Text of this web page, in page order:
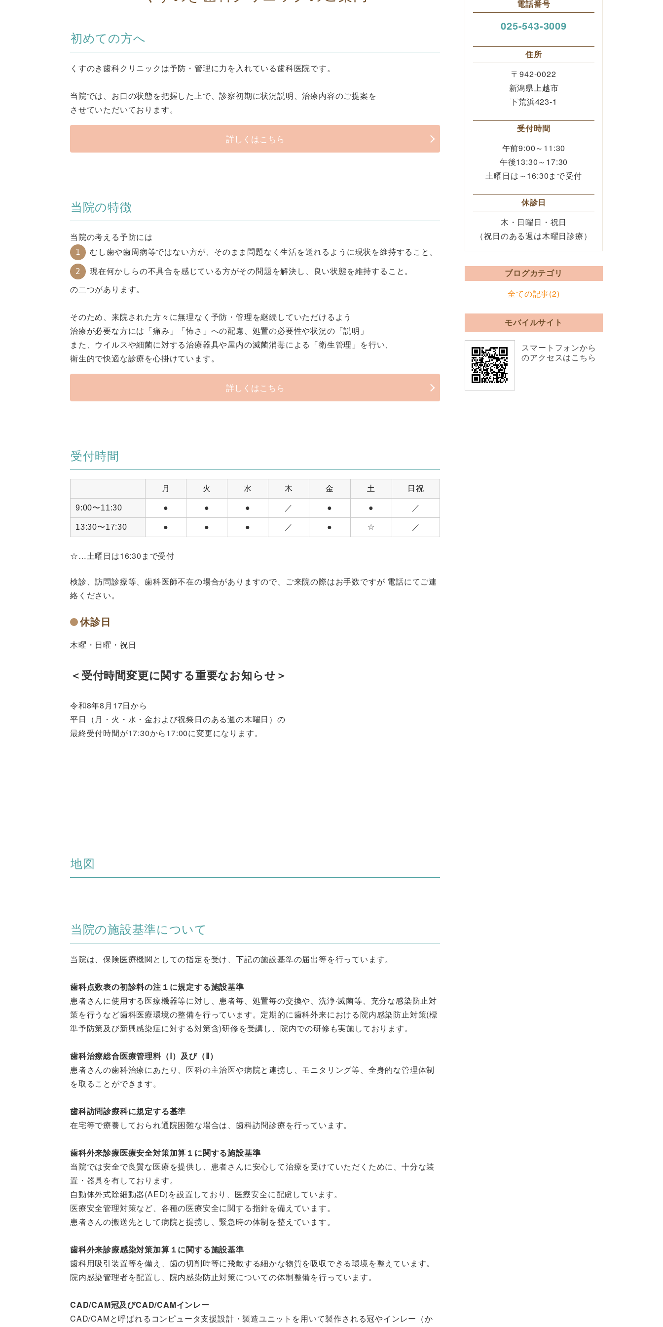
初めての方へ
くすのき歯科クリニックは予防・管理に力を入れている歯科医院です。
当院では、お口の状態を把握した上で、診察初期に状況説明、治療内容のご提案を
させていただいております。
詳しくはこちら
当院の特徴
当院の考える予防には
むし歯や歯周病等ではない方が、そのまま問題なく生活を送れるように現状を維持すること。
現在何かしらの不具合を感じている方がその問題を解決し、良い状態を維持すること。
の二つがあります。
そのため、来院された方々に無理なく予防・管理を継続していただけるよう
治療が必要な方には「痛み」「怖さ」への配慮、処置の必要性や状況の「説明」
また、ウイルスや細菌に対する治療器具や屋内の滅菌消毒による「衛生管理」を行い、
衛生的で快適な診療を心掛けています。
詳しくはこちら
受付時間
月 火 水 木 金 土 日祝
9:00〜11:30 ● ● ● ／ ● ● ／
13:30〜17:30 ● ● ● ／ ● ☆ ／
☆…土曜日は16:30まで受付
検診、訪問診療等、歯科医師不在の場合がありますので、ご来院の際はお手数ですが 電話にてご連
絡ください。
休診日
木曜・日曜・祝日
＜受付時間変更に関する重要なお知らせ＞
令和8年8月17日から
平日（月・火・水・金および祝祭日のある週の木曜日）の
最終受付時間が17:30から17:00に変更になります。
地図
当院の施設基準について
当院は、保険医療機関としての指定を受け、下記の施設基準の届出等を行っています。
歯科点数表の初診料の注１に規定する施設基準
患者さんに使用する医療機器等に対し、患者毎、処置毎の交換や、洗浄·滅菌等、充分な感染防止対
策を行うなど歯科医療環境の整備を行っています。定期的に歯科外来における院内感染防止対策(標
準予防策及び新興感染症に対する対策含)研修を受講し、院内での研修も実施しております。
歯科治療総合医療管理料（Ⅰ）及び（Ⅱ）
患者さんの歯科治療にあたり、医科の主治医や病院と連携し、モニタリング等、全身的な管理体制
を取ることができます。
歯科訪問診療科に規定する基準
在宅等で療養しておられ通院困難な場合は、歯科訪問診療を行っています。
歯科外来診療医療安全対策加算１に関する施設基準
当院では安全で良質な医療を提供し、患者さんに安心して治療を受けていただくために、十分な装
置・器具を有しております。
自動体外式除細動器(AED)を設置しており、医療安全に配慮しています。
医療安全管理対策など、各種の医療安全に関する指針を備えています。
患者さんの搬送先として病院と提携し、緊急時の体制を整えています。
歯科外来診療感染対策加算１に関する施設基準
歯科用吸引装置等を備え、歯の切削時等に飛散する細かな物質を吸収できる環境を整えています。
院内感染管理者を配置し、院内感染防止対策についての体制整備を行っています。
CAD/CAM冠及びCAD/CAMインレー
CAD/CAMと呼ばれるコンピュータ支援設計・製造ユニットを用いて製作される冠やインレー（か
電話番号
025-543-3009
住所
〒942-0022
新潟県上越市
下荒浜423-1
受付時間
午前9:00～11:30
午後13:30～17:30
土曜日は～16:30まで受付
休診日
木・日曜日・祝日
（祝日のある週は木曜日診療）
ブログカテゴリ
全ての記事(2)
モバイルサイト
スマートフォンから
のアクセスはこちら